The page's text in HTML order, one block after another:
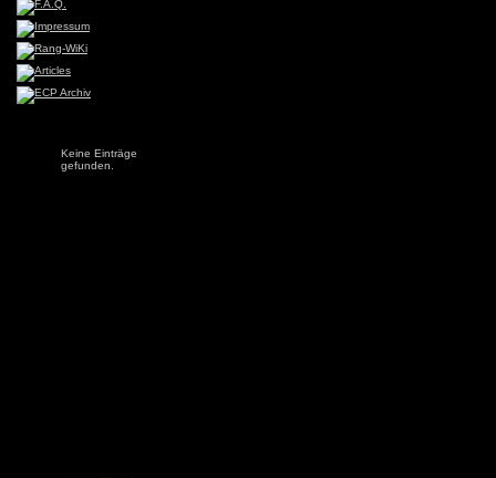
Keine Einträge
gefunden.